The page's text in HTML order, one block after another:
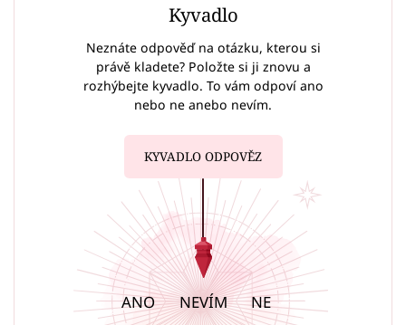
Kyvadlo
Neznáte odpověď na otázku, kterou si
právě kladete? Položte si ji znovu a
rozhýbejte kyvadlo. To vám odpoví ano
nebo ne anebo nevím.
KYVADLO ODPOVĚZ
ANO NEVÍM NE